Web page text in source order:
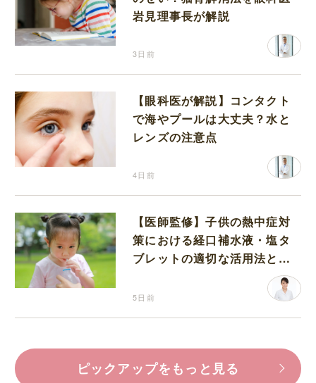
岩見理事長が解説
3日前
【眼科医が解説】コンタクト
で海やプールは大丈夫？水と
レンズの注意点
4日前
【医師監修】子供の熱中症対
策における経口補水液・塩タ
ブレットの適切な活用法と水
5日前
ピックアップをもっと見る